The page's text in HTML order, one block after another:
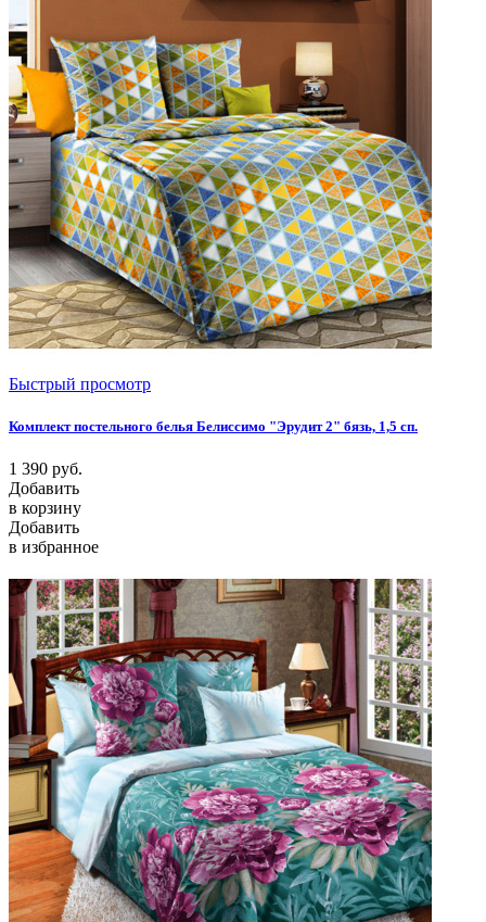
Быстрый просмотр
Комплект постельного белья Белиссимо "Эрудит 2" бязь, 1,5 сп.
1 390 руб.
Добавить
в корзину
Добавить
в избранное